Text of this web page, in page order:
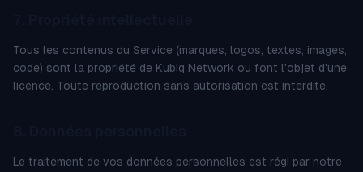
Tous les contenus du Service (marques, logos, textes, images,
code) sont la propriété de Kubiq Network ou font l'objet d'une
licence. Toute reproduction sans autorisation est interdite.
Le traitement de vos données personnelles est régi par notre